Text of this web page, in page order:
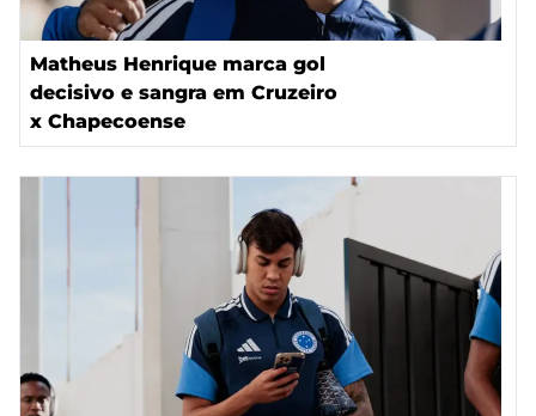
Matheus Henrique marca gol
decisivo e sangra em Cruzeiro
x Chapecoense